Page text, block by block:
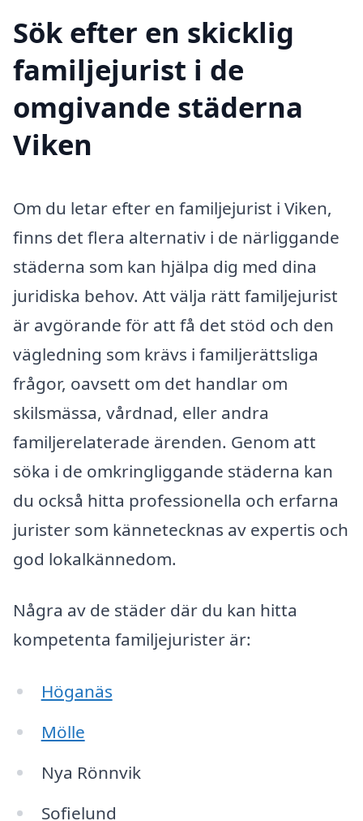
Sök efter en skicklig
familjejurist i de
omgivande städerna
Viken
Om du letar efter en familjejurist i Viken,
finns det flera alternativ i de närliggande
städerna som kan hjälpa dig med dina
juridiska behov. Att välja rätt familjejurist
är avgörande för att få det stöd och den
vägledning som krävs i familjerättsliga
frågor, oavsett om det handlar om
skilsmässa, vårdnad, eller andra
familjerelaterade ärenden. Genom att
söka i de omkringliggande städerna kan
du också hitta professionella och erfarna
jurister som kännetecknas av expertis och
god lokalkännedom.
Några av de städer där du kan hitta
kompetenta familjejurister är:
Höganäs
Mölle
Nya Rönnvik
Sofielund